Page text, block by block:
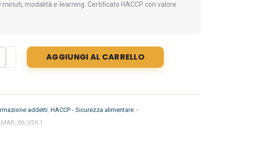
minuti, modalità e-learning. Certificato HACCP con valore
AGGIUNGI AL CARRELLO
addetti, HACCP - Sicurezza alimentare